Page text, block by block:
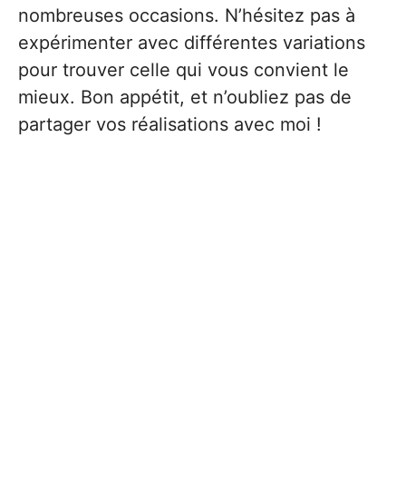
nombreuses occasions. N’hésitez pas à
expérimenter avec différentes variations
pour trouver celle qui vous convient le
mieux. Bon appétit, et n’oubliez pas de
partager vos réalisations avec moi !